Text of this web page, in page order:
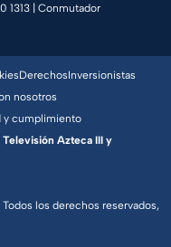
1313 | Conmutador
los derechos reservados,
DerechosInversionistas
nosotros
y cumplimiento
Azteca III y